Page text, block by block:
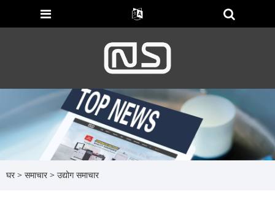
घर > समाचार> उद्योग समाचार